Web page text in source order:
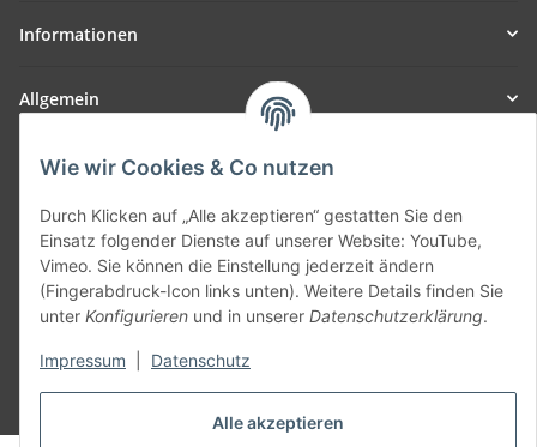
Alle akzeptieren
Wie wir Cookies & Co nutzen
Durch Klicken auf „Alle akzeptieren“ gestatten Sie den
Einsatz folgender Dienste auf unserer Website: YouTube,
Vimeo. Sie können die Einstellung jederzeit ändern
(Fingerabdruck-Icon links unten). Weitere Details finden Sie
unter Konfigurieren und in unserer Datenschutzerklärung.
Impressum Datenschutz
Informationen
Allgemein
Teil unseres Netzwerks:
Vertrag widerrufen